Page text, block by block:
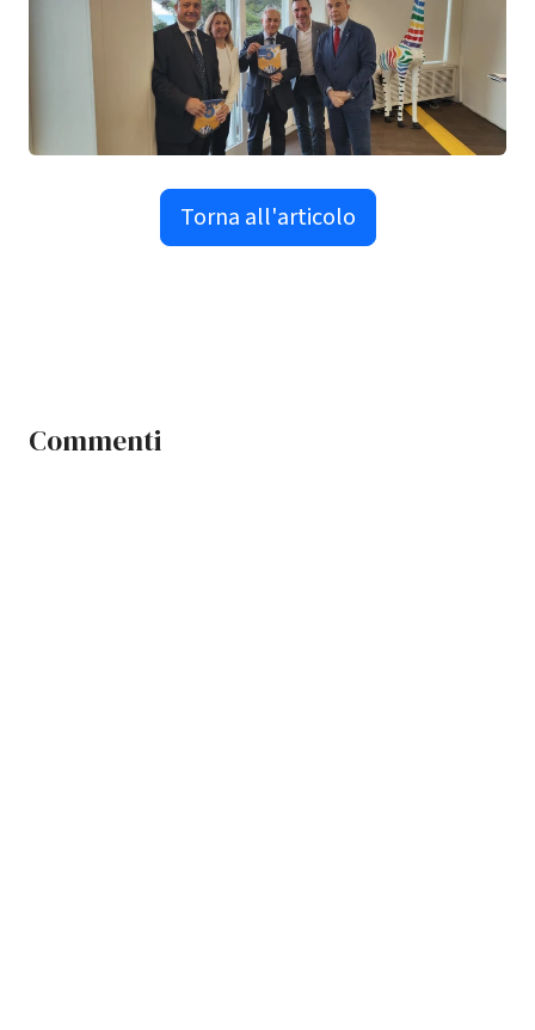
Torna all'articolo
Commenti